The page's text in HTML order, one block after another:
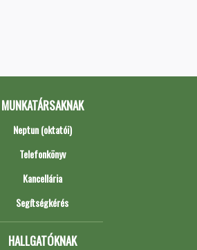
MUNKATÁRSAKNAK
Neptun (oktatói)
Telefonkönyv
Kancellária
Segítségkérés
HALLGATÓKNAK